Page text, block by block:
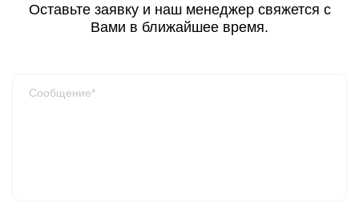
Оставьте заявку и наш менеджер свяжется с
Вами в ближайшее время.